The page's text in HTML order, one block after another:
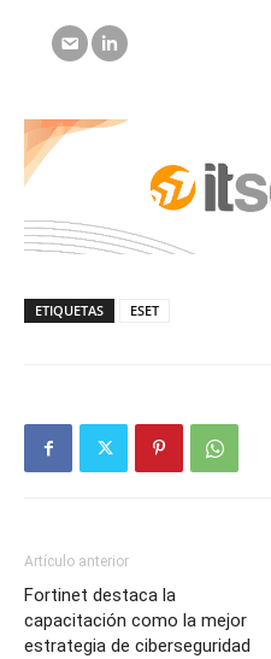
ETIQUETAS ESET
Artículo anterior
Fortinet destaca la
capacitación como la mejor
estrategia de ciberseguridad